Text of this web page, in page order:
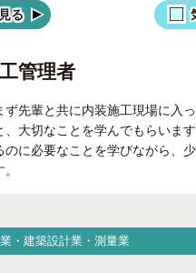
る
管理者
ず先輩と共に内装施工現場に入
、大切なことを学んでもらいま
のに必要なことを学びながら、
・建築設計業・測量業